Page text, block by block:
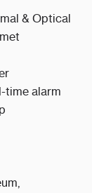
& Optical
time alarm